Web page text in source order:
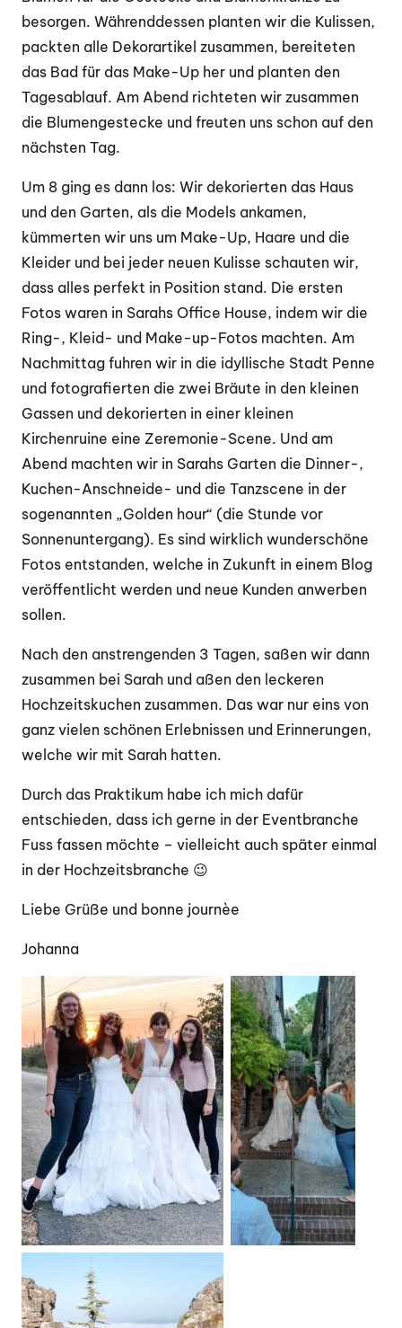
besorgen. Währenddessen planten wir die Kulissen,
packten alle Dekorartikel zusammen, bereiteten
das Bad für das Make-Up her und planten den
Tagesablauf. Am Abend richteten wir zusammen
die Blumengestecke und freuten uns schon auf den
nächsten Tag.
Um 8 ging es dann los: Wir dekorierten das Haus
und den Garten, als die Models ankamen,
kümmerten wir uns um Make-Up, Haare und die
Kleider und bei jeder neuen Kulisse schauten wir,
dass alles perfekt in Position stand. Die ersten
Fotos waren in Sarahs Office House, indem wir die
Ring-, Kleid- und Make-up-Fotos machten. Am
Nachmittag fuhren wir in die idyllische Stadt Penne
und fotografierten die zwei Bräute in den kleinen
Gassen und dekorierten in einer kleinen
Kirchenruine eine Zeremonie-Scene. Und am
Abend machten wir in Sarahs Garten die Dinner-,
Kuchen-Anschneide- und die Tanzscene in der
sogenannten „Golden hour“ (die Stunde vor
Sonnenuntergang). Es sind wirklich wunderschöne
Fotos entstanden, welche in Zukunft in einem Blog
veröffentlicht werden und neue Kunden anwerben
sollen.
Nach den anstrengenden 3 Tagen, saßen wir dann
zusammen bei Sarah und aßen den leckeren
Hochzeitskuchen zusammen. Das war nur eins von
ganz vielen schönen Erlebnissen und Erinnerungen,
welche wir mit Sarah hatten.
Durch das Praktikum habe ich mich dafür
entschieden, dass ich gerne in der Eventbranche
Fuss fassen möchte – vielleicht auch später einmal
in der Hochzeitsbranche 😉
Liebe Grüße und bonne journèe
Johanna